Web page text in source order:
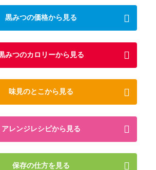
黒みつの価格から見る
みつのカロリーから見る
味見のとこから見る
アレンジレシピから見る
保存の仕方を見る